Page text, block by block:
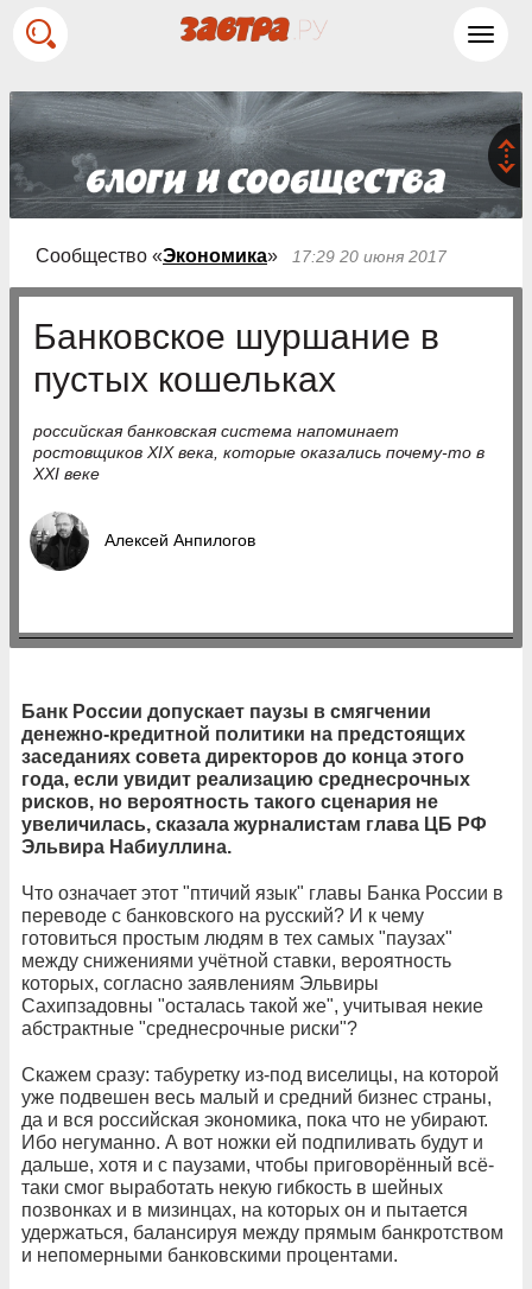
Сообщество «Экономика» 17:29 20 июня 2017
Банковское шуршание в
пустых кошельках
российская банковская система напоминает
ростовщиков XIX века, которые оказались почему-то в
XXI веке
Алексей Анпилогов
Банк России допускает паузы в смягчении
денежно-кредитной политики на предстоящих
заседаниях совета директоров до конца этого
года, если увидит реализацию среднесрочных
рисков, но вероятность такого сценария не
увеличилась, сказала журналистам глава ЦБ РФ
Эльвира Набиуллина.
Что означает этот "птичий язык" главы Банка России в
переводе с банковского на русский? И к чему
готовиться простым людям в тех самых "паузах"
между снижениями учётной ставки, вероятность
которых, согласно заявлениям Эльвиры
Сахипзадовны "осталась такой же", учитывая некие
абстрактные "среднесрочные риски"?
Скажем сразу: табуретку из-под виселицы, на которой
уже подвешен весь малый и средний бизнес страны,
да и вся российская экономика, пока что не убирают.
Ибо негуманно. А вот ножки ей подпиливать будут и
дальше, хотя и с паузами, чтобы приговорённый всё-
таки смог выработать некую гибкость в шейных
позвонках и в мизинцах, на которых он и пытается
удержаться, балансируя между прямым банкротством
и непомерными банковскими процентами.